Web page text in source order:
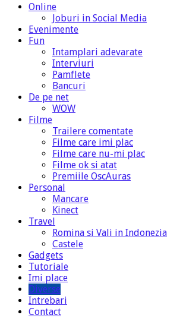
Online
Joburi in Social Media
Evenimente
Fun
Intamplari adevarate
Interviuri
Pamflete
Bancuri
De pe net
WOW
Filme
Trailere comentate
Filme care imi plac
Filme care nu-mi plac
Filme ok si atat
Premiile OscAuras
Personal
Mancare
Kinect
Travel
Romina si Vali in Indonezia
Castele
Gadgets
Tutoriale
Imi place
Diverse
Intrebari
Contact